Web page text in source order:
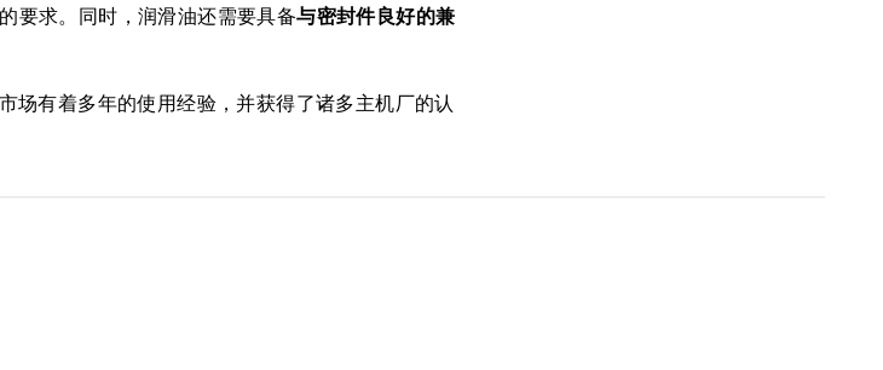
要求。同时，润滑油还需要具备与密封件良好的兼
场有着多年的使用经验，并获得了诸多主机厂的认